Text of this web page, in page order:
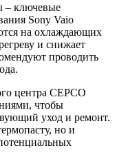
– ключевые
Sony Vaio
на охлаждающих
и снижает
проводить
центра СЕРСО
чтобы
уход и ремонт.
но и